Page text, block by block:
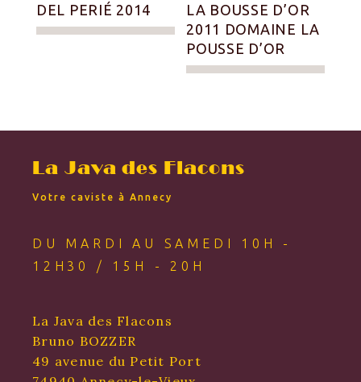
DEL PERIÉ 2014
LA BOUSSE D’OR
2011 DOMAINE LA
POUSSE D’OR
La Java des Flacons
Votre caviste à Annecy
DU MARDI AU SAMEDI 10H -
12H30 / 15H - 20H
La Java des Flacons
Bruno BOZZER
49 avenue du Petit Port